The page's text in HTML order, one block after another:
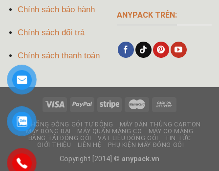
Chính sách bảo hành
Chính sách đổi trả
Chính sách thanh toán
ANYPACK TRÊN:
HỆ THỐNG ĐÓNG GÓI TỰ ĐỘNG
MÁY DÁN THÙNG CARTON
MÁY ĐÓNG ĐAI
MÁY QUẤN MÀNG CO
MÁY CO MÀNG
BĂNG TẢI ĐÓNG GÓI
VẬT LIỆU ĐÓNG GÓI
TIN TỨC
GIỚI THIỆU
LIÊN HỆ PHỤ KIỆN MÁY ĐÓNG GÓI
Copyright [2014] © anypack.vn